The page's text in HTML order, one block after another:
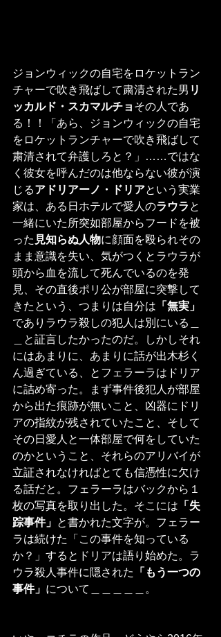
ジョンウィックの自宅をロケットラン
チャーで吹き飛ばして粛清された男 リ
ッカルド・スカマルチョ その人であ
る！！「あら、ジョンウィックの自宅
をロケットランチャーで吹き飛ばして
粛清されて弁護しろと？」……ではな
く彼女を呼んだのは他ならない彼が演
じるアドリアーノ・ドリアという実業
家は、ある日ホテルで愛人のラウラ と
一緒にいた所突如部屋からフードを被
った 見知らぬ人物に顔面を殴られその
まま意識を失い、気がつくとラウラが
頭から血を流して死んでいるのを発
見、その直後ポリ公が部屋に突撃して
きたという、つまりは自分は 「無実」
でありラウラ殺しの犯人は別にいる＿
＿と証言したかったのだ。しかしそれ
にはあまりに、あまりに話が出木杉く
ん過ぎている、とフェラーラはドリア
に詰め寄った。まず事件後犯人が部屋
から出た痕跡が無いこと、凶器にドリ
アの指紋が残されていたこと、そして
その日愛人と一体部屋で何をしていた
のかということ、それらのアリバイが
立証されなければとても信憑性に欠け
る話だと。フェラーラはバックから１
枚の写真を取り出した。そこには 「失
踪事件」 と書かれた文字が。フェラー
ラは続けた「この事件を知っている
か？」するとドリアは語り始めた。ラ
ウラ殺人事件に隠された
「もう一つの
事件」 について＿＿＿＿＿。